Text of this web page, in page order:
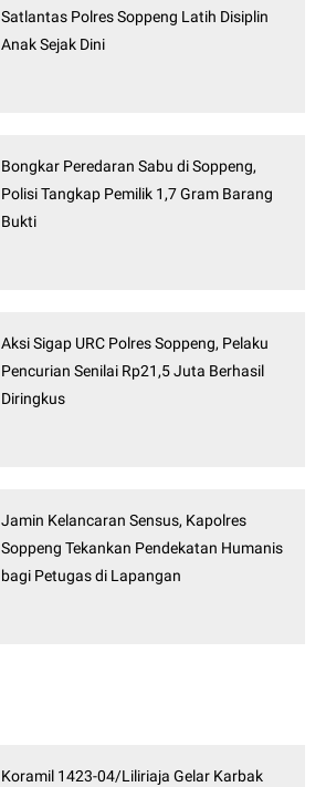
Satlantas Polres Soppeng Latih Disiplin
Anak Sejak Dini
Bongkar Peredaran Sabu di Soppeng,
Polisi Tangkap Pemilik 1,7 Gram Barang
Bukti
Aksi Sigap URC Polres Soppeng, Pelaku
Pencurian Senilai Rp21,5 Juta Berhasil
Diringkus
Jamin Kelancaran Sensus, Kapolres
Soppeng Tekankan Pendekatan Humanis
bagi Petugas di Lapangan
Koramil 1423-04/Liliriaja Gelar Karbak